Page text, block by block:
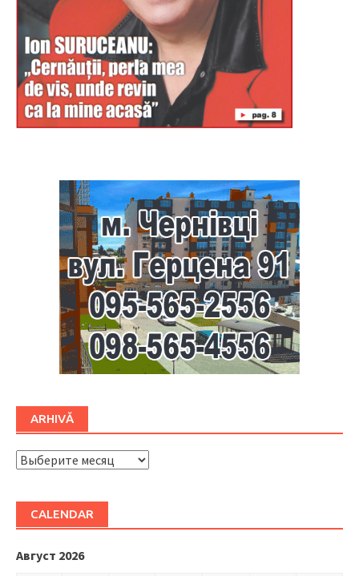
ARHIVĂ
ARHIVĂ
CALENDAR
Август 2026